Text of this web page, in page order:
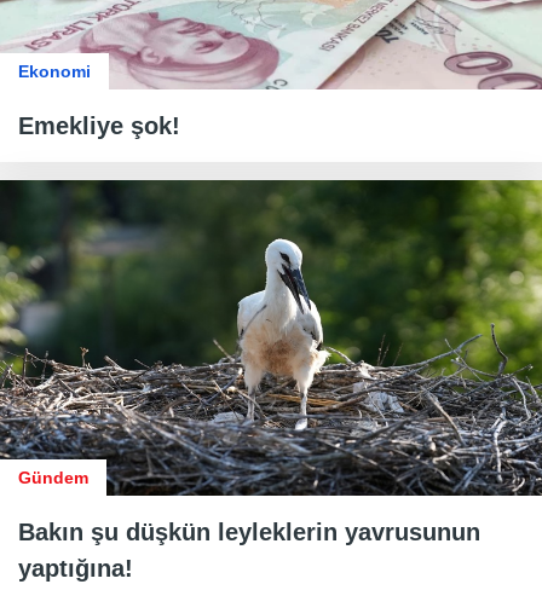
Ekonomi
Emekliye şok!
Gündem
Bakın şu düşkün leyleklerin yavrusunun
yaptığına!